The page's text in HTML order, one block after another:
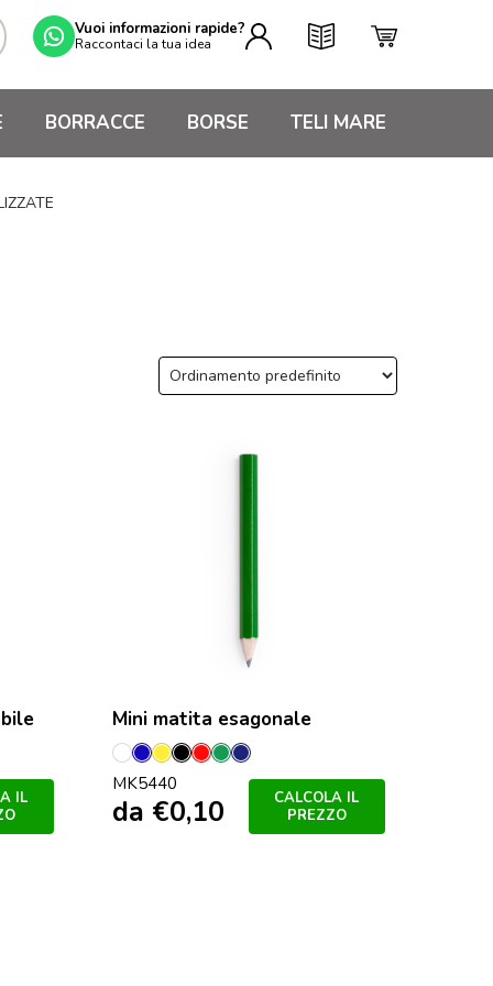
Vuoi informazioni rapide?
Raccontaci la tua idea
BORRACCE BORSE TELI MARE
IL
Mini matita esagonale
Bianco
BluGiallo
NeroRosso
VerdeMarineo
MK5440
da €0,10
CALCOLA IL
PREZZO